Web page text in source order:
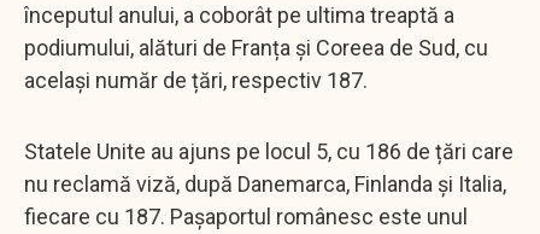
începutul anului, a coborât pe ultima treaptă a
podiumului, alături de Franța și Coreea de Sud, cu
același număr de țări, respectiv 187.
Statele Unite au ajuns pe locul 5, cu 186 de țări care
nu reclamă viză, după Danemarca, Finlanda și Italia,
fiecare cu 187. Pașaportul românesc este unul